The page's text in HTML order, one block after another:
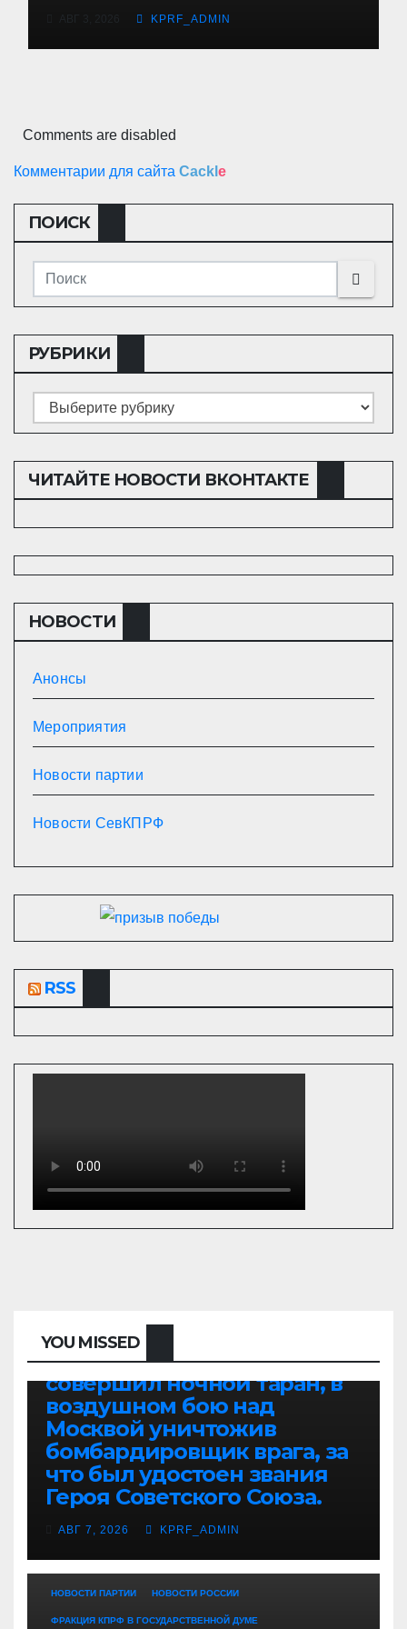
KPRF_ADMIN
Comments are disabled
Комментарии для сайта Cackl e
ПОИСК
РУБРИКИ
Рубрики
ЧИТАЙТЕ НОВОСТИ ВКОНТАКТЕ
НОВОСТИ
Анонсы
Мероприятия
Новости партии
Новости СевКПРФ
RSS
YOU MISSED
впервые в Великой
Отечественной войне
совершил ночной таран, в
воздушном бою над
Москвой уничтожив
бомбардировщик врага, за
что был удостоен звания
Героя Советского Союза.
АВГ 7, 2026 KPRF_ADMIN
НОВОСТИ ПАРТИИ НОВОСТИ РОССИИ
ФРАКЦИЯ КПРФ В ГОСУДАРСТВЕННОЙ ДУМЕ